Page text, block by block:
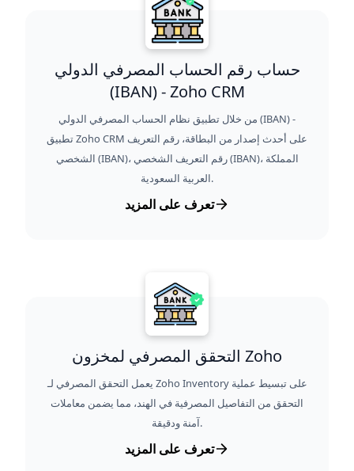
حساب رقم الحساب المصرفي الدولي
(IBAN) - Zoho CRM
من خلال تطبيق نظام الحساب المصرفي الدولي (IBAN) -
تطبيق Zoho CRM على أحدث إصدار من البطاقة، رقم التعريف
الشخصي (IBAN)، رقم التعريف الشخصي (IBAN)، المملكة
العربية السعودية.
تعرف على المزيد
التحقق المصرفي لمخزون Zoho
يعمل التحقق المصرفي لـ Zoho Inventory على تبسيط عملية
التحقق من التفاصيل المصرفية في الهند، مما يضمن معاملات
آمنة ودقيقة.
تعرف على المزيد